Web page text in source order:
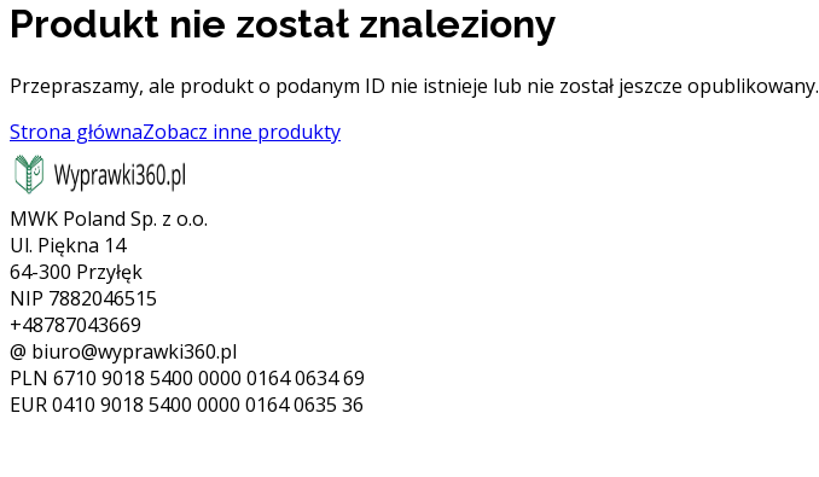
Produkt nie został znaleziony
Przepraszamy, ale produkt o podanym ID nie istnieje lub nie został jeszcze opublikowany.
Strona głównaZobacz inne produkty
MWK Poland Sp. z o.o.
Ul. Piękna 14
64-300 Przyłęk
NIP 7882046515
+48787043669
@ biuro@wyprawki360.pl
PLN 6710 9018 5400 0000 0164 0634 69
EUR0410 9018 5400 0000 0164 0635 36